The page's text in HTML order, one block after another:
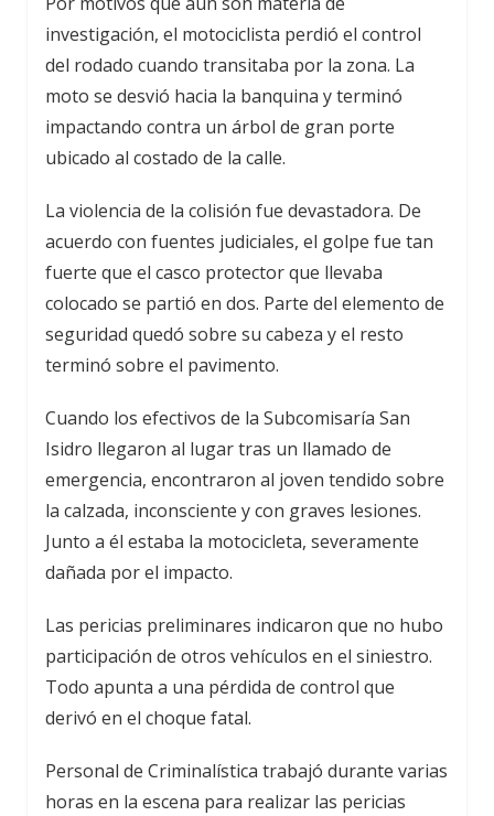
investigación, el motociclista perdió el control
del rodado cuando transitaba por la zona. La
moto se desvió hacia la banquina y terminó
impactando contra un árbol de gran porte
ubicado al costado de la calle.
La violencia de la colisión fue devastadora. De
acuerdo con fuentes judiciales, el golpe fue tan
fuerte que el casco protector que llevaba
colocado se partió en dos. Parte del elemento de
seguridad quedó sobre su cabeza y el resto
terminó sobre el pavimento.
Cuando los efectivos de la Subcomisaría San
Isidro llegaron al lugar tras un llamado de
emergencia, encontraron al joven tendido sobre
la calzada, inconsciente y con graves lesiones.
Junto a él estaba la motocicleta, severamente
dañada por el impacto.
Las pericias preliminares indicaron que no hubo
participación de otros vehículos en el siniestro.
Todo apunta a una pérdida de control que
derivó en el choque fatal.
Personal de Criminalística trabajó durante varias
horas en la escena para realizar las pericias